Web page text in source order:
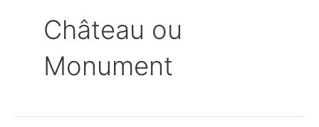
Château ou
Monument